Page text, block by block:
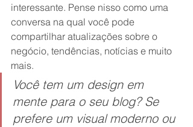
interessante. Pense nisso como uma
conversa na qual você pode
compartilhar atualizações sobre o
negócio, tendências, notícias e muito
mais.
Você tem um design em
mente para o seu blog? Se
prefere um visual moderno ou